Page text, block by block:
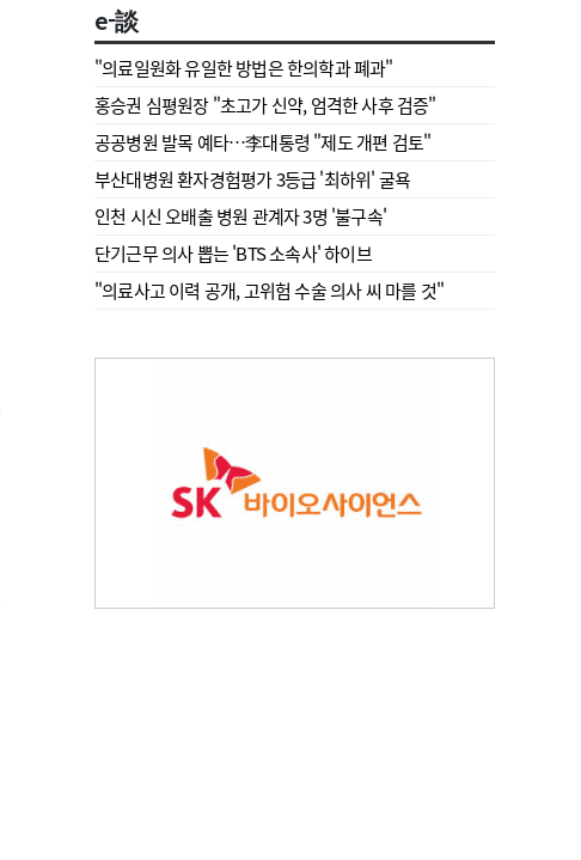
e-談
"의료일원화 유일한 방법은 한의학과 폐과"
홍승권 심평원장 " 초고가 신약, 엄격한 사후 검증"
공공병원 발목 예타…李대통령 "제도 개편 검토"
부산대병원 환자경험평가 3등급 '최하위' 굴욕
인천 시신 오배출 병원 관계자 3명 '불구속'
단기근무 의사 뽑는 'BTS 소속사' 하이브
"의료사고 이력 공개, 고위험 수술 의사 씨 마를 것"